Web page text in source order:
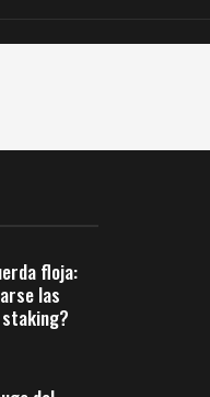
floja:
las